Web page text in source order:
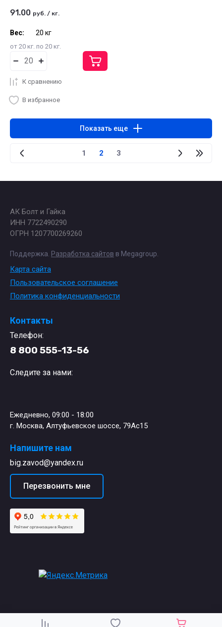
91.00 руб. / кг.
Вес: 20 кг
от 20 кг. по 20 кг.
К сравнению
В избранное
Показать еще
1 2 3
АК Болт и Гайка
ИНН 7722490290
ОГРН 1207700269260
Поддержка. Разработка сайтов в Megagroup.
Карта сайта
Пользовательское соглашение
Политика конфиденциальности
Контакты
Телефон:
8 800 555-13-56
Следите за нами:
Ежедневно, 09:00 - 18:00
г. Москва, Алтуфьевское шоссе, 79Ас15
Напишите нам
big.zavod@yandex.ru
Перезвонить мне